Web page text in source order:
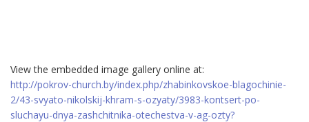
View the embedded image gallery online at:
http://pokrov-church.by/index.php/zhabinkovskoe-blagochinie-
2/43-svyato-nikolskij-khram-s-ozyaty/3983-kontsert-po-
sluchayu-dnya-zashchitnika-otechestva-v-ag-ozty?